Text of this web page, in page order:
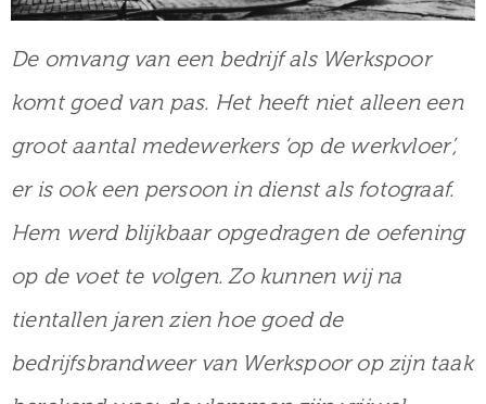
De omvang van een bedrijf als Werkspoor
komt goed van pas. Het heeft niet alleen een
groot aantal medewerkers ‘op de werkvloer’,
er is ook een persoon in dienst als fotograaf.
Hem werd blijkbaar opgedragen de oefening
op de voet te volgen. Zo kunnen wij na
tientallen jaren zien hoe goed de
bedrijfsbrandweer van Werkspoor op zijn taak